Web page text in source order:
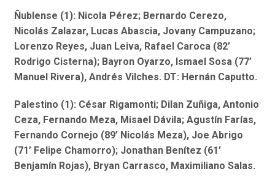
Ñublense (1): Nicola Pérez; Bernardo Cerezo,
Nicolás Zalazar, Lucas Abascia, Jovany Campuzano;
Lorenzo Reyes, Juan Leiva, Rafael Caroca (82’
Rodrigo Cisterna); Bayron Oyarzo, Ismael Sosa (77’
Manuel Rivera), Andrés Vilches. DT: Hernán Caputto.
Palestino (1): César Rigamonti; Dilan Zuñiga, Antonio
Ceza, Fernando Meza, Misael Dávila; Agustín Farías,
Fernando Cornejo (89’ Nicolás Meza), Joe Abrigo
(71’ Felipe Chamorro); Jonathan Benítez (61’
Benjamín Rojas), Bryan Carrasco, Maximiliano Salas.